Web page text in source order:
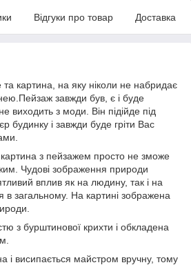
Відгуки про товар Доставка
картина, на яку ніколи не набридає
завжди був, є і буде
виходить з моди. Він підійде під
будинку і завжди буде гріти Вас
з пейзажем просто не зможе
Чудові зображення природи
вплив як на людину, так і на
загальному. На картині зображена
з бурштинової крихти і обкладена
і висипається майстром вручну, тому